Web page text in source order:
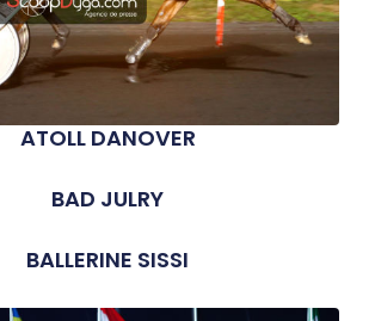
ATOLL DANOVER
BAD JULRY
BALLERINE SISSI